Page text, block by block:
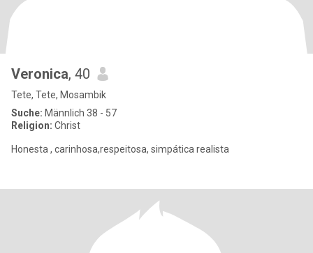
Veronica, 40
Tete, Tete, Mosambik
Suche: Männlich 38 - 57
Religion: Christ
Honesta , carinhosa,respeitosa, simpática realista